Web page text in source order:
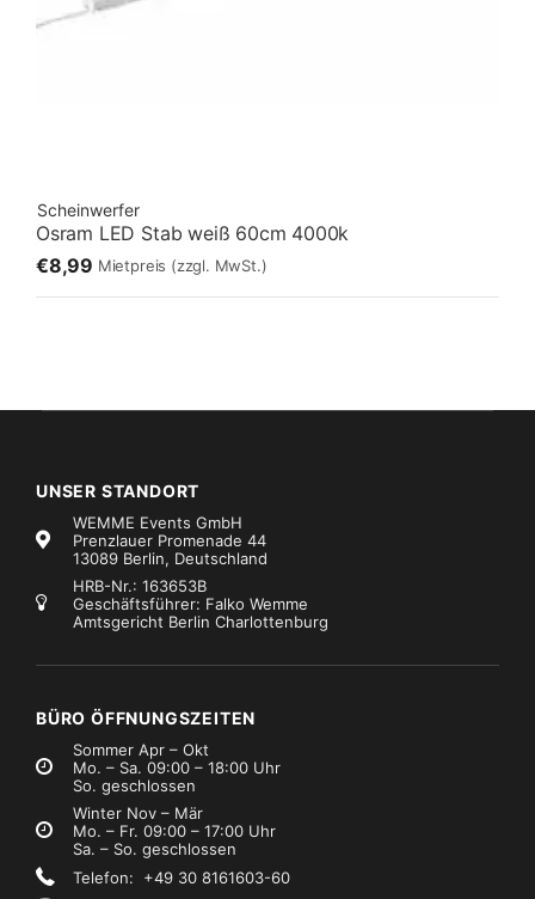
Scheinwerfer
Osram LED Stab weiß 60cm 4000k
€8,99 Mietpreis (zzgl. MwSt.)
UNSER STANDORT
WEMME Events GmbH
Prenzlauer Promenade 44
13089 Berlin, Deutschland
HRB-Nr.: 163653B
Geschäftsführer: Falko Wemme
Amtsgericht Berlin Charlottenburg
BÜRO ÖFFNUNGSZEITEN
Sommer Apr – Okt
Mo. – Sa. 09:00 – 18:00 Uhr
So. geschlossen
Winter Nov – Mär
Mo. – Fr. 09:00 – 17:00 Uhr
Sa. – So. geschlossen
Telefon: +49 30 8161603-60